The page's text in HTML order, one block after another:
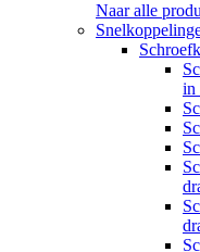
Naar alle
in